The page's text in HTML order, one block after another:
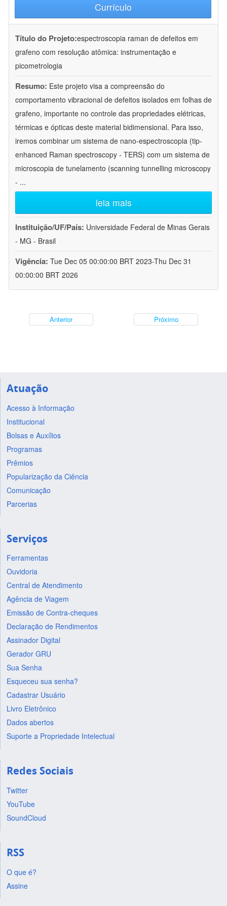
Currículo
Título do Projeto:espectroscopia raman de defeitos em
grafeno com resolução atômica: instrumentação e
picometrologia
Resumo: Este projeto visa a compreensão do
comportamento vibracional de defeitos isolados em folhas de
grafeno, importante no controle das propriedades elétricas,
térmicas e ópticas deste material bidimensional. Para isso,
iremos combinar um sistema de nano-espectroscopia (tip-
enhanced Raman spectroscopy - TERS) com um sistema de
microscopia de tunelamento (scanning tunnelling microscopy
- ...
leia mais
Instituição/UF/País: Universidade Federal de Minas Gerais
- MG - Brasil
Vigência: Tue Dec 05 00:00:00 BRT 2023-Thu Dec 31
00:00:00 BRT 2026
Anterior Próximo
Atuação
Acesso à Informação
Institucional
Bolsas e Auxílios
Programas
Prêmios
Popularização da Ciência
Comunicação
Parcerias
Serviços
Ferramentas
Ouvidoria
Central de Atendimento
Agência de Viagem
Emissão de Contra-cheques
Declaração de Rendimentos
Assinador Digital
Gerador GRU
Sua Senha
Esqueceu sua senha?
Cadastrar Usuário
Livro Eletrônico
Dados abertos
Suporte a Propriedade Intelectual
Redes Sociais
Twitter
YouTube
SoundCloud
RSS
O que é?
Assine